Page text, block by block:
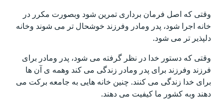
وقتی که اصل فرمان برداری تمرین شود وبصورت مکرر در
خانه اجرا شود، پدر ومادر وفرزند خوشحال تر می شوند وخانه
دلپذیر تر می شود.
وقتی که دستور خدا در نظر گرفته می شود، پدر ومادر برای
فرزند وفرزند برای پدر ومادر زندگی می کند وهمه ی آن ها
برای خدا زندگی می کنند. چنین خانه هایی به جامعه برکت می
دهند وبه کشور ما کیفیت می دهند.